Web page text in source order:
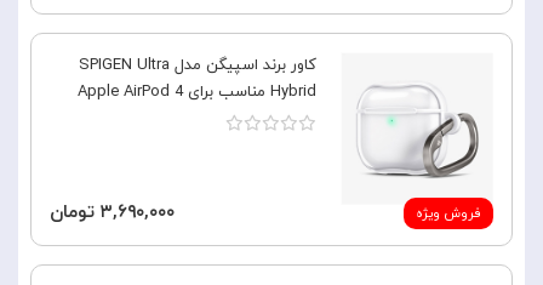
فروش ویژه
کاور برند اسپیگن مدل SPIGEN Ultra
Hybrid مناسب برای Apple AirPod 4
۳,۶۹۰,۰۰۰ تومان